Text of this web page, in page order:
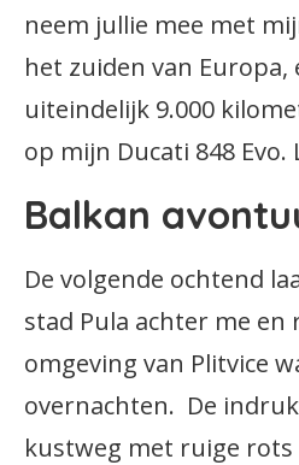
neem jullie mee met
het zuiden van Europa,
uiteindelijk 9.000
op mijn Ducati 848 Evo.
Balkan
De volgende ochtend
stad Pula achter me en
omgeving van Plitvice
overnachten. De
kustweg met ruige rots